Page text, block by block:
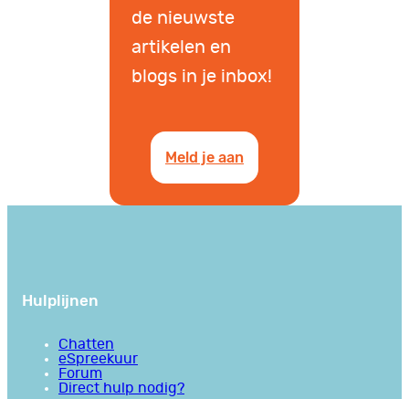
de nieuwste
artikelen en
blogs in je inbox!
Meld je aan
Hulplijnen
Chatten
eSpreekuur
Forum
Direct hulp nodig?